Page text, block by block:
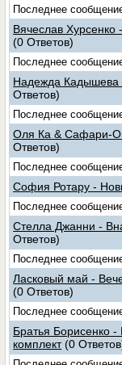
Последнее
Вячеслав
(0 Ответов)
Последнее
Надежда Кадышева
Ответов)
Последнее
Оля Ка & Сафари-
Ответов)
Последнее
София Ротару -
Последнее
Стелла Джанни -
Ответов)
Последнее
Ласковый май -
(0 Ответов)
Последнее
Братья Борисенко
комплект (0